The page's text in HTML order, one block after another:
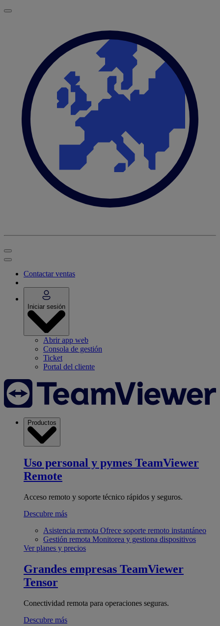
Contactar ventas
Iniciar sesión
Abrir app web
Consola de gestión
Ticket
Portal del cliente
Productos
Uso personal y pymes TeamViewer
Remote
Acceso remoto y soporte técnico rápidos y seguros.
Descubre más
Asistencia remota Ofrece soporte remoto instantáneo
Gestión remota Monitorea y gestiona dispositivos
Ver planes y precios
Grandes empresas TeamViewer
Tensor
Conectividad remota para operaciones seguras.
Descubre más